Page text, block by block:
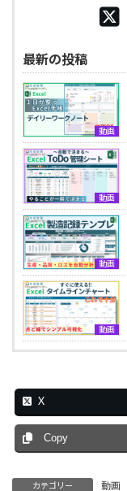
最新の投稿
動画
動画
動画
動画
X
Copy
カテゴリー 動画